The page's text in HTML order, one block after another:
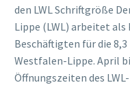
den LWL Schriftgröße
Lippe (LWL) arbeitet
Beschäftigten für die
Westfalen-Lippe. April
Öffnungszeiten des